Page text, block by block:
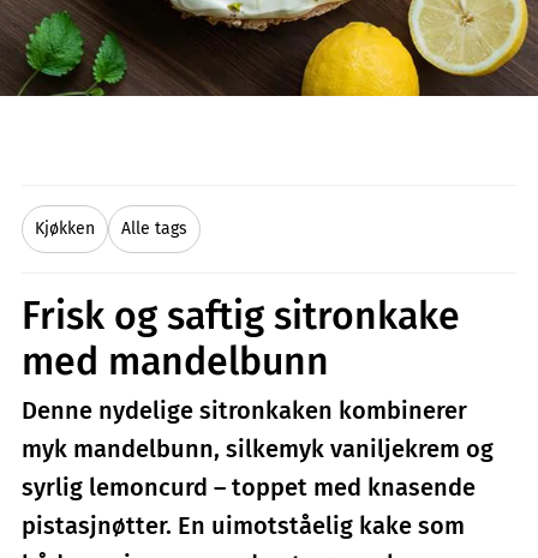
Kjøkken Alle tags
Frisk og saftig sitronkake
med mandelbunn
Denne nydelige sitronkaken kombinerer
myk mandelbunn, silkemyk vaniljekrem og
syrlig lemoncurd – toppet med knasende
pistasjnøtter. En uimotståelig kake som